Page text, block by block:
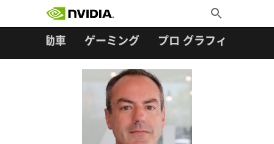
Toggle
Search
自動車 ゲーミング プロ グラフィックス